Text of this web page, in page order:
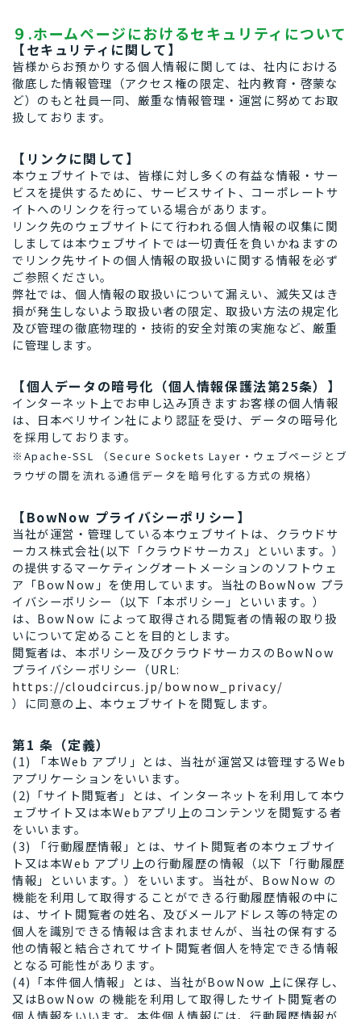
９.ホームページにおけるセキュリティについて
【セキュリティに関して】
皆様からお預かりする個人情報に関しては、社内における
徹底した情報管理（アクセス権の限定、社内教育・啓蒙な
ど）のもと社員一同、厳重な情報管理・運営に努めてお取
扱しております。
【リンクに関して】
本ウェブサイトでは、皆様に対し多くの有益な情報・サー
ビスを提供するために、サービスサイト、コーポレートサ
イトへのリンクを行っている場合があります。
リンク先のウェブサイトにて行われる個人情報の収集に関
しましては本ウェブサイトでは一切責任を負いかねますの
でリンク先サイトの個人情報の取扱いに関する情報を必ず
ご参照ください。
弊社では、個人情報の取扱いについて漏えい、滅失又はき
損が発生しないよう取扱い者の限定、取扱い方法の規定化
及び管理の徹底物理的・技術的安全対策の実施など、厳重
に管理します。
【個人データの暗号化（個人情報保護法第25条）】
インターネット上でお申し込み頂きますお客様の個人情報
は、日本ベリサイン社により認証を受け、データの暗号化
を採用しております。
※Apache-SSL （Secure Sockets Layer・ウェブページとブ
ラウザの間を流れる通信データを暗号化する方式の規格）
【BowNow プライバシーポリシー】
当社が運営・管理している本ウェブサイトは、クラウドサ
ーカス株式会社(以下「クラウドサーカス」といいます。）
の提供するマーケティングオートメーションのソフトウェ
ア「BowNow」を使用しています。当社のBowNow プラ
イバシーポリシー（以下「本ポリシー」といいます。）
は、BowNow によって取得される閲覧者の情報の取り扱
いについて定めることを目的とします。
閲覧者は、本ポリシー及びクラウドサーカスのBowNow
プライバシーポリシー（URL:
https://cloudcircus.jp/bownow_privacy/
）に同意の上、本ウェブサイトを閲覧します。
第1 条（定義）
(1) 「本Web アプリ」とは、当社が運営又は管理するWeb
アプリケーションをいいます。
(2)「サイト閲覧者」とは、インターネットを利用して本ウ
ェブサイト又は本Webアプリ上のコンテンツを閲覧する者
をいいます。
(3) 「行動履歴情報」とは、サイト閲覧者の本ウェブサイ
ト又は本Web アプリ上の行動履歴の情報（以下「行動履歴
情報」といいます。）をいいます。当社が、BowNow の
機能を利用して取得することができる行動履歴情報の中に
は、サイト閲覧者の姓名、及びメールアドレス等の特定の
個人を識別できる情報は含まれませんが、当社の保有する
他の情報と結合されてサイト閲覧者個人を特定できる情報
となる可能性があります。
(4)「本件個人情報」とは、当社がBowNow 上に保存し、
又はBowNow の機能を利用して取得したサイト閲覧者の
個人情報をいいます。本件個人情報には、行動履歴情報が